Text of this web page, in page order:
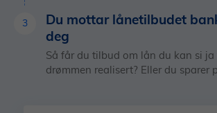
3
Du mottar lånetilbudet
deg
Så får du tilbud om lån du kan si ja
drømmen realisert? Eller du sparer